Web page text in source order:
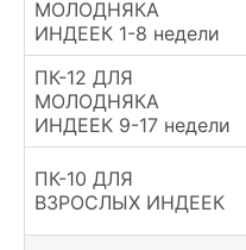
МОЛОДНЯКА
ИНДЕЕК 1-8 недели
ПК-12 ДЛЯ
МОЛОДНЯКА
ИНДЕЕК 9-17 недели
ПК-10 ДЛЯ
ВЗРОСЛЫХ ИНДЕЕК